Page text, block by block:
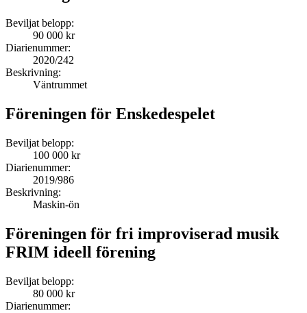
Beviljat belopp:
90 000 kr
Diarienummer:
2020/242
Beskrivning:
Väntrummet
Föreningen för Enskedespelet
Beviljat belopp:
100 000 kr
Diarienummer:
2019/986
Beskrivning:
Maskin-ön
Föreningen för fri improviserad musik
FRIM ideell förening
Beviljat belopp:
80 000 kr
Diarienummer: